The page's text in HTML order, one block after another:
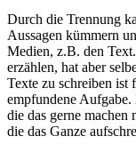
Durch die Trennung
Aussagen kümmern
Medien, z.B. den
erzählen, hat aber
Texte zu schreiben ist
empfundene Aufgabe.
die das gerne machen
die das Ganze